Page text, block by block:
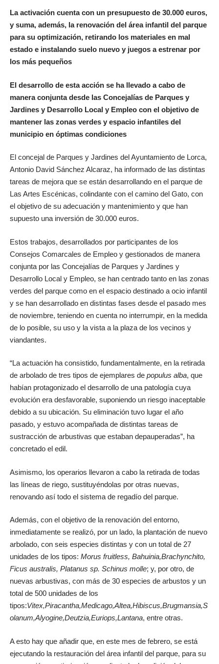
La activación cuenta con un presupuesto de 30.000 euros,
y suma, además, la renovación del área infantil del parque
para su optimización, retirando los materiales en mal
estado e instalando suelo nuevo y juegos a estrenar por
los más pequeños
El desarrollo de esta acción se ha llevado a cabo de
manera conjunta desde las Concejalías de Parques y
Jardines y Desarrollo Local y Empleo con el objetivo de
mantener las zonas verdes y espacio infantiles del
municipio en óptimas condiciones
El concejal de Parques y Jardines del Ayuntamiento de Lorca,
Antonio David Sánchez Alcaraz, ha informado de las distintas
tareas de mejora que se están desarrollando en el parque de
Las Artes Escénicas, colindante con el camino del Gato, con
el objetivo de su adecuación y mantenimiento y que han
supuesto una inversión de 30.000 euros.
Estos trabajos, desarrollados por participantes de los
Consejos Comarcales de Empleo y gestionados de manera
conjunta por las Concejalías de Parques y Jardines y
Desarrollo Local y Empleo, se han centrado tanto en las zonas
verdes del parque como en el espacio destinado a ocio infantil
y se han desarrollado en distintas fases desde el pasado mes
de noviembre, teniendo en cuenta no interrumpir, en la medida
de lo posible, su uso y la vista a la plaza de los vecinos y
viandantes.
“La actuación ha consistido, fundamentalmente, en la retirada
de arbolado de tres tipos de ejemplares de populus alba, que
habían protagonizado el desarrollo de una patología cuya
evolución era desfavorable, suponiendo un riesgo inaceptable
debido a su ubicación. Su eliminación tuvo lugar el año
pasado, y estuvo acompañada de distintas tareas de
sustracción de arbustivas que estaban depauperadas”, ha
concretado el edil.
Asimismo, los operarios llevaron a cabo la retirada de todas
las líneas de riego, sustituyéndolas por otras nuevas,
renovando así todo el sistema de regadío del parque.
Además, con el objetivo de la renovación del entorno,
inmediatamente se realizó, por un lado, la plantación de nuevo
arbolado, con seis especies distintas y con un total de 27
unidades de los tipos: Morus fruitless, Bahuinia,Brachynchito,
Ficus australis, Platanus sp. Schinus molle; y, por otro, de
nuevas arbustivas, con más de 30 especies de arbustos y un
total de 500 unidades de los
tipos:Vitex,Piracantha,Medicago,Altea,Hibiscus,Brugmansia,S
olanum,Alyogine,Deutzia,Euriops,Lantana, entre otras.
A esto hay que añadir que, en este mes de febrero, se está
ejecutando la restauración del área infantil del parque, para su